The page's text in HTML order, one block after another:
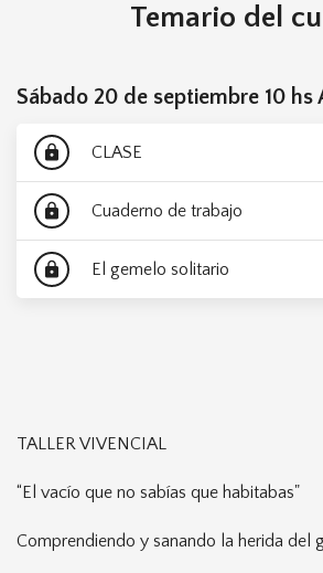
Temario del
Sábado 20 de septiembre 10 hs
lock CLASE
lock Cuaderno de trabajo
lock El gemelo solitario
TALLER VIVENCIAL
“El vacío que no sabías que habitabas"
Comprendiendo y sanando la herida del